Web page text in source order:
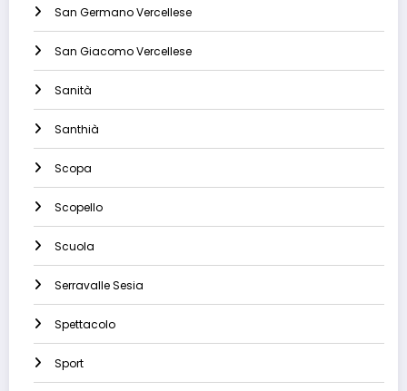
San Germano Vercellese
San Giacomo Vercellese
Sanità
Santhià
Scopa
Scopello
Scuola
Serravalle Sesia
Spettacolo
Sport